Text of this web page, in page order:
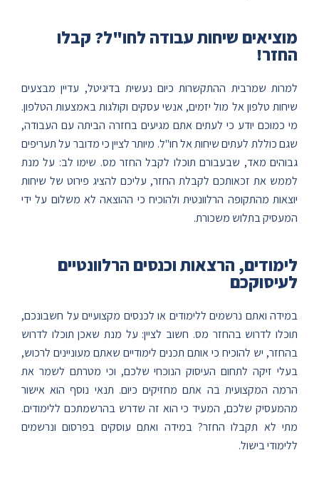
מוציאים שיחות עבודה לחו"ל? קבלו
החזר!
למרות שמרבית ההתקשרות כיום נעשית בדיגיטל, עדיין מבצעים
שיחות טלפון אל מול יזמים, אנשי עסקים וקולגות באמצעות הטלפון.
מי כמוכם יודע כי לעתים אתם מגיעים בחזרה הביתה עם העבודה,
שגם כוללת לעתים שיחות אל חו"ל. מיותר לציין כי מדובר על תעריפים
גבוהים מאד, שבעבורם תוכלו לקבל החזר מס. שימו לב: על מנת
לממש את זכאותכם לקבלת החזר, עליכם להציג פירוט של שיחות
יוצאות מהתקופה הרלוונטית ולהוכיח כי ההוצאה לא משלום על ידי
המעסיק בתלוש משכורת.
לימודים, הרצאות וכנסים הרלוונטיים
לעיסוקכם
במידה ואתם נרשמים ללימודים או לכנסים מקצועיים על חשבונכם,
תוכלו לדרוש בהחזר מס. חשוב לציין: על מנת שאכן תוכלו לדרוש
בהחזר, יש להוכיח כי אותם תכנים לימודיים שאתם מעוניינים לרכוש,
בעלי זיקה לתחום העיסוק הנוכחי שלכם, וכי מטרתם לשמר את
הרמה המקצועית בה אתם מחזיקים כיום. תנאי נוסף הוא אישור
מהמעסיק שלכם, המעיד כי הוא זה שדרש בהרשמתכם ללימודים.
מתי לא תקבלו החזר? במידה ואתם עוסקים בפרסום ונרשמים
ללימודי בישול.